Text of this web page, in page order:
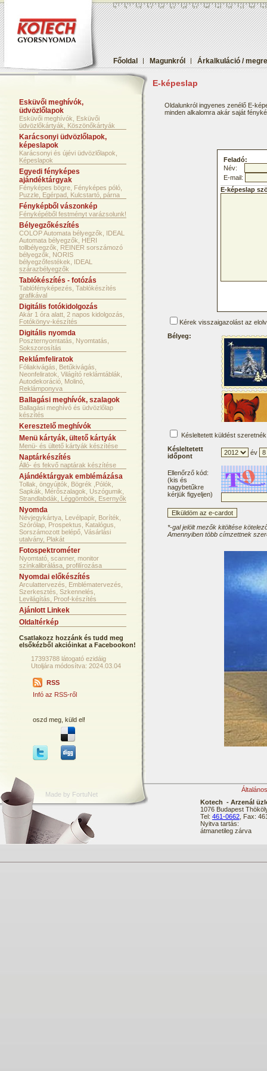
Főoldal | Magunkról | Árkalkuláció /
E-képeslap
Esküvői meghívók,
üdvözlőlapok
Esküvői meghívók, Esküvői
üdvözlőkártyák, Köszönőkártyák
Karácsonyi üdvözlőlapok,
képeslapok
Karácsonyi és újévi üdvözlőlapok,
Képeslapok
Egyedi fényképes
ajándéktárgyak
Fényképes bögre, Fényképes póló,
Puzzle, Egérpad, Kulcstartó, párna
Fényképből vászonkép
Fényképéből festményt varázsolunk!
Bélyegzőkészítés
COLOP Automata bélyegzők, IDEAL
Automata bélyegzők, HERI
tollbélyegzők, REINER sorszámozó
bélyegzők, NORIS
bélyegzőfestékek, IDEAL
szárazbélyegzők
Tablókészítés - fotózás
Tablófényképezés, Tablókészítés
grafikával
Digitális fotókidolgozás
Akár 1 óra alatt, 2 napos kidolgozás,
Fotókönyv-készítés
Digitális nyomda
Poszternyomtatás, Nyomtatás,
Sokszorosítás
Reklámfeliratok
Fóliakivágás, Betűkivágás,
Neonfeliratok, Világító reklámtáblák,
Autodekoráció, Molinó,
Reklámponyva
Ballagási meghívók, szalagok
Ballagási meghívó és üdvözlőlap
készítés
Keresztelő meghívók
Menü kártyák, ültető kártyák
Menü- és ültető kártyák készítése
Naptárkészítés
Álló- és fekvő naptárak készítése
Ajándéktárgyak emblémázása
Tollak, öngyújtók, Bögrék ,Pólók,
Sapkák, Mérőszalagok, Uszógumik,
Strandlabdák, Léggömbök, Esernyők
Nyomda
Névjegykártya, Levélpapír, Boríték,
Szórólap, Prospektus, Katalógus,
Sorszámozott belépő, Vásárlási
utalvány, Plakát
Fotospektrométer
Nyomtató, scanner, monitor
színkalibrálása, profilírozása
Nyomdai előkészítés
Arculattervezés, Emblématervezés,
Szerkesztés, Szkennelés,
Levilágítás, Proof-készítés
Ajánlott Linkek
Oldaltérkép
Csatlakozz hozzánk és tudd meg
elsőkézből akcióinkat a Facebookon!
17393788 látogató ezidáig
Utoljára módosítva: 2024.03.04
RSS
Infó az RSS-ről
oszd meg, küld el!
Oldalunkról ingyenes zenélő E-
minden alkalomra akár saját
Feladó:
Név:
E-mail:
E-képeslap
Kérek visszaigazolást az
Bélyeg:
Késleltetett küldést szeretnék
Késleltetett
időpont
év
Ellenőrző kód:
(kis és
nagybetűkre
kérjük figyeljen)
*-gal jelölt mezők kitöltése
Amennyiben több címzettnek
Made by FortuNet
Kotech - Arzenál
1076 Budapest
Tel: 461-0662 , Fax:
Nyitva tartás:
átmanetileg zárva